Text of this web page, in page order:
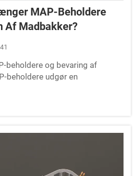
MAP-Beholdere
Af Madbakker?
beholdere og bevaring af
beholdere udgør en
inden for
er udviklet til at omdefinere
mad i alle stadier af